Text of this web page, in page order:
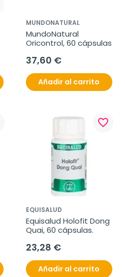
MUNDONATURAL
MundoNatural
Oricontrol, 60 cápsulas
37,60 €
Añadir al carrito
favorite_border
EQUISALUD
Equisalud Holofit Dong
Quai, 60 cápsulas.
23,28 €
Añadir al carrito